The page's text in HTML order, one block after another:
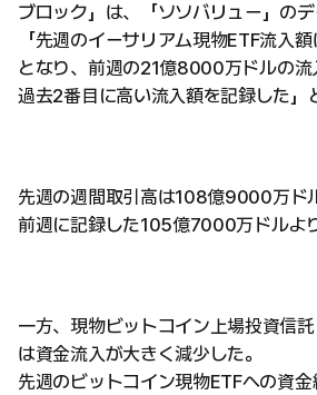
ブロック」は、「ソソバリュー」のデ
「先週のイーサリアム現物ETF流入
となり、前週の21億8000万ドルの流
過去2番目に高い流入額を記録した」
先週の週間取引高は108億9000万ド
前週に記録した105億7000万ドルよ
一方、現物ビットコイン上場投資信託
は資金流入が大きく減少した。
先週のビットコイン現物ETFへの資